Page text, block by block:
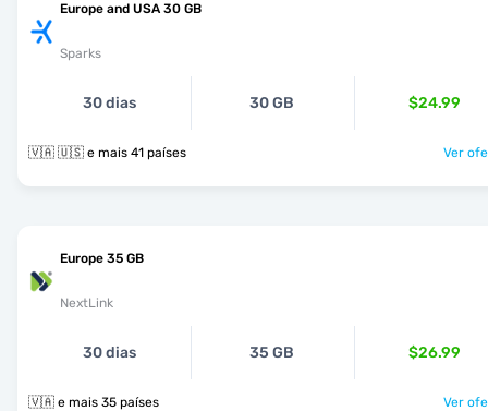
Europe and USA 30 GB
Sparks
30 dias 30 GB $24.99
🇻🇦 🇺🇸 e mais 41 países Ver
Europe 35 GB
NextLink
30 dias 35 GB $26.99
🇻🇦 e mais 35 países Ver